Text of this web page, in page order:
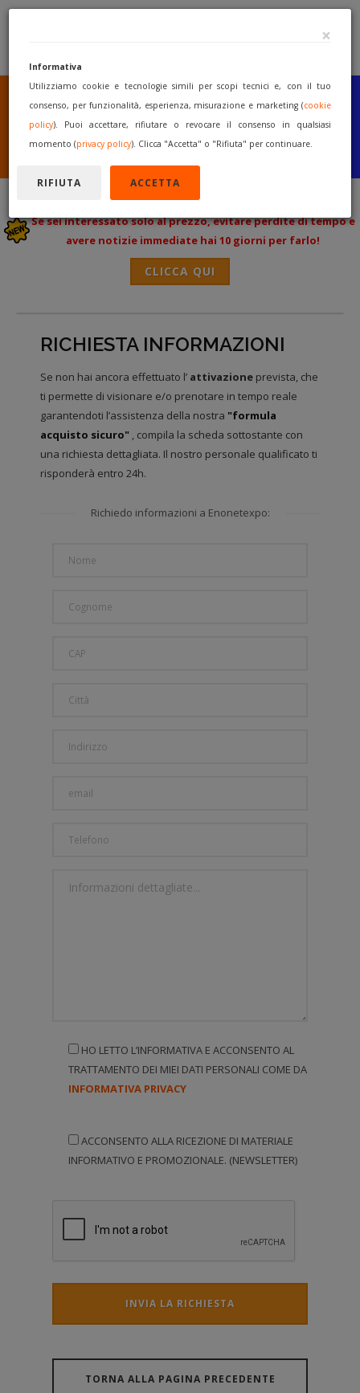
SEI UN COSTRUTTORE
O UN RIVENDITORE?
PUBBLICA GRATUITAMENTE
I TUOI MACCHINARI
INIZIA A VENDERE
Se sei interessato solo al prezzo, evitare perdite di tempo e
avere notizie immediate hai 10 giorni per farlo!
CLICCA QUI
RICHIESTA INFORMAZIONI
Se non hai ancora effettuato l’ attivazione prevista, che
ti permette di visionare e/o prenotare in tempo reale
garantendoti l’assistenza della nostra "formula
acquisto sicuro" , compila la scheda sottostante con
una richiesta dettagliata. Il nostro personale qualificato ti
risponderà entro 24h.
Richiedo informazioni a Enonetexpo:
HO LETTO L’INFORMATIVA E ACCONSENTO AL
TRATTAMENTO DEI MIEI DATI PERSONALI COME DA
INFORMATIVA PRIVACY
ACCONSENTO ALLA RICEZIONE DI MATERIALE
INFORMATIVO E PROMOZIONALE. (NEWSLETTER)
INVIA LA RICHIESTA
TORNA ALLA PAGINA PRECEDENTE
×
Informativa
Utilizziamo cookie e tecnologie simili per scopi tecnici e, con il tuo
consenso, per funzionalità, esperienza, misurazione e marketing (cookie
policy). Puoi accettare, rifiutare o revocare il consenso in qualsiasi
momento (privacy policy). Clicca "Accetta" o "Rifiuta" per continuare.
RIFIUTA ACCETTA